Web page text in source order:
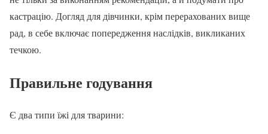
кастрацію. Догляд для дівчинки, крім перерахованих вище
рад, в себе включає попередження наслідків, викликаних
течкою.
Правильне годування
Є два типи їжі для тварини: